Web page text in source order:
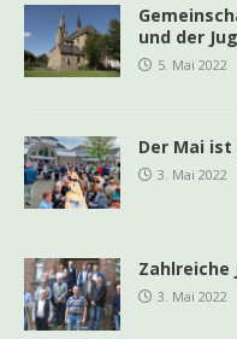
und der
5. Mai 2022
Der Mai
3. Mai 2022
Zahlreiche
3. Mai 2022